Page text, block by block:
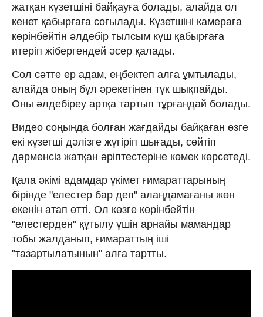
жатқан күзетшіні байқауға болады, алайда ол
кенет қабырғаға соғылады. Күзетшіні камераға
көрінбейтін әлдебір тылсым күш қабырғаға
итеріп жібергендей әсер қалады.
Сол сәтте ер адам, еңбектеп алға ұмтылады,
алайда оның бұл әрекетінен түк шықпайды.
Оны әлдебіреу артқа тартып тұрғандай болады.
Видео соңында болған жағдайды байқаған өзге
екі күзетші дәлізге жүгіріп шығады, сөйтіп
дәрменсіз жатқан әріптестеріне көмек көрсетеді.
Қала әкімі адамдар үкімет ғимараттарының
бірінде "елестер бар деп" алаңдамағаны жөн
екенін атап өтті. Ол көзге көрінбейтін
"елестерден" құтылу үшін арнайы мамандар
тобы жалданып, ғимараттың іші
"тазартылатынын" алға тартты.